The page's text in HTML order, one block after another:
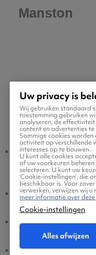
Manston
Populaire
Manston -
Manston -
Manston - Brussel
Manston -
Uw privacy is
Wij gebruiken standaard
toestemming gebruiken
analyseren, de
content en advertenties te
Sommige cookies
activiteit op verschillende
interesses op te bouwen.
U kunt alle cookies
of uw voorkeuren
selecteren. U kunt uw
‘Cookie-instellingen’, die
beschikbaar is. Voor
verwerken, verwijzen wij u
meer informatie over
Cookie-instellingen
Alles afwijzen